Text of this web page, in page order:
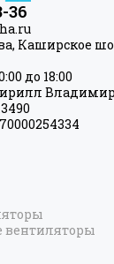
36
Каширское
до 18:00